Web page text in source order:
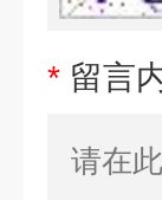
* 留言